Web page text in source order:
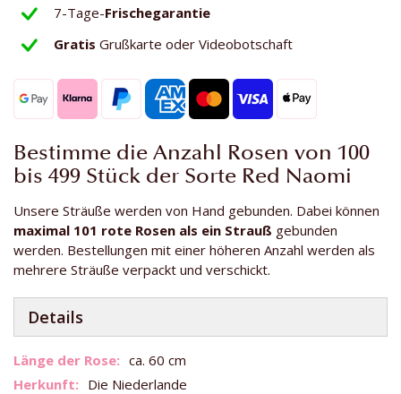
7-Tage-Frischegarantie
Gratis Grußkarte oder Videobotschaft
Bestimme die Anzahl Rosen von 100
bis 499 Stück der Sorte Red Naomi
Unsere Sträuße werden von Hand gebunden. Dabei können
maximal 101 rote Rosen als ein Strauß gebunden
werden. Bestellungen mit einer höheren Anzahl werden als
mehrere Sträuße verpackt und verschickt.
Details
Weitere
Informationen
ca. 60 cm
Die Niederlande